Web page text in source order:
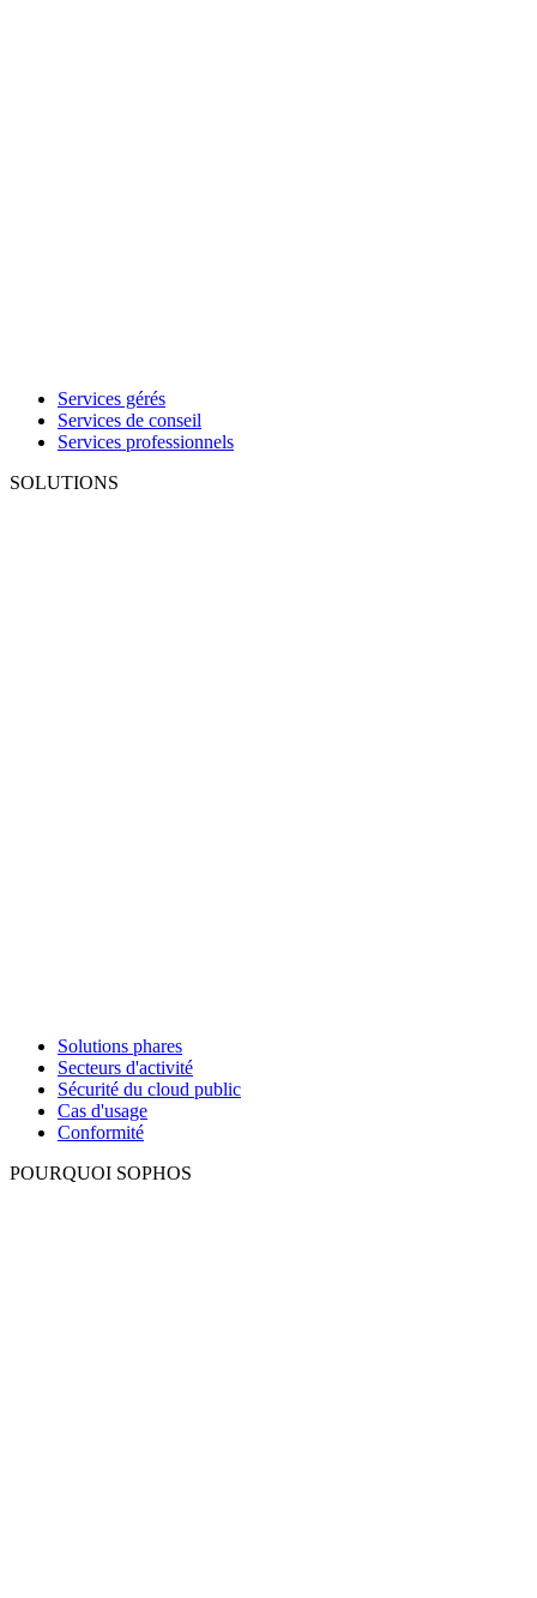
Services gérés
Services de conseil
Services professionnels
SOLUTIONS
Solutions phares
Secteurs d'activité
Sécurité du cloud public
Cas d'usage
Conformité
POURQUOI SOPHOS